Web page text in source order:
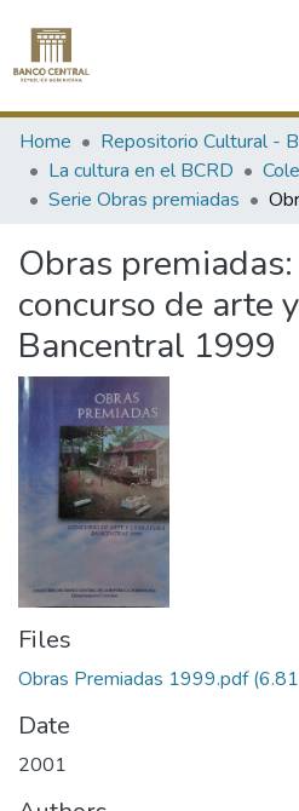
Communities & Collections
All of DSpace
Home
Repositorio Cultural -
La cultura en el BCRD
Serie Obras premiadas
Obras
concurso de arte
Bancentral 1999
Files
Obras Premiadas 1999.pdf
Date
2001